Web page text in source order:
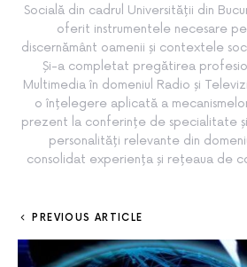
Socială din cadrul Universității din
oferit instrumentele necesare
discernământ oamenii și contextele
Și-a completat pregătirea
Multimedia în domeniul Radio și
o înțelegere aplicată a
prezent la conferințe de specialitate
personalități relevante din
consolidat experiența și rețeaua de
PREVIOUS ARTICLE